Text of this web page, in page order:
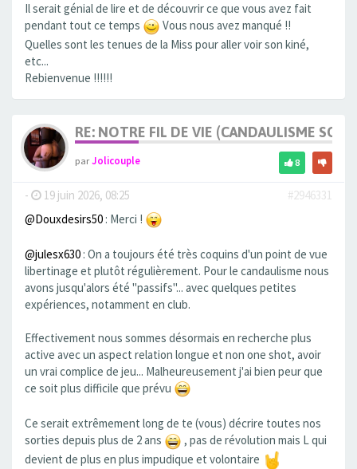
Il serait génial de lire et de découvrir ce que vous avez fait
pendant tout ce temps
Vous nous avez manqué !!
Quelles sont les tenues de la Miss pour aller voir son kiné,
etc...
Rebienvenue !!!!!!
RE: NOTRE FIL DE VIE (CANDAULISME
parJolicouple 8
- 19 juin 2026, 08:25
#2946331
@Douxdesirs50 : Merci !
@julesx630 : On a toujours été très coquins d'un point de vue
libertinage et plutôt régulièrement. Pour le candaulisme nous
avons jusqu'alors été "passifs"... avec quelques petites
expériences, notamment en club.
Effectivement nous sommes désormais en recherche plus
active avec un aspect relation longue et non one shot, avoir
un vrai complice de jeu... Malheureusement j'ai bien peur que
ce soit plus difficile que prévu
Ce serait extrêmement long de te (vous) décrire toutes nos
sorties depuis plus de 2 ans
, pas de révolution mais L qui
devient de plus en plus impudique et volontaire